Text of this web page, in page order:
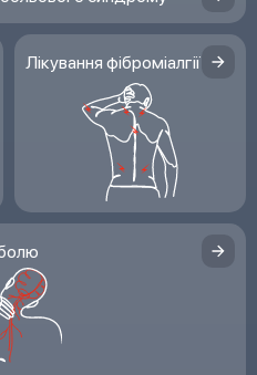
Лікування фіброміалгії